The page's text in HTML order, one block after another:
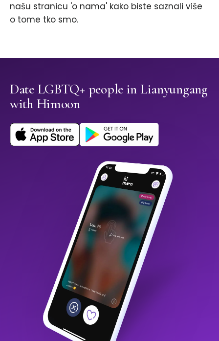
našu stranicu 'o nama' kako biste saznali više
o tome tko smo.
Date LGBTQ+ people in Lianyungang
with Himoon